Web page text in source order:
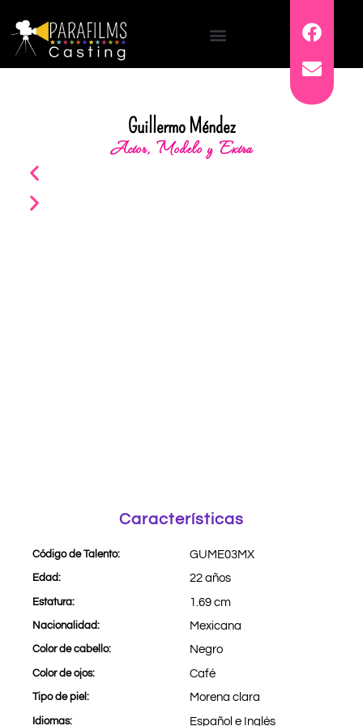
Guillermo Méndez
Actor, Modelo y Extra
Características
Código de Talento:
Edad:
Estatura:
Nacionalidad:
Color de cabello:
Color de ojos:
Tipo de piel:
Idiomas:
GUME03MX
22 años
1.69 cm
Mexicana
Negro
Café
Morena clara
Español e Inglés